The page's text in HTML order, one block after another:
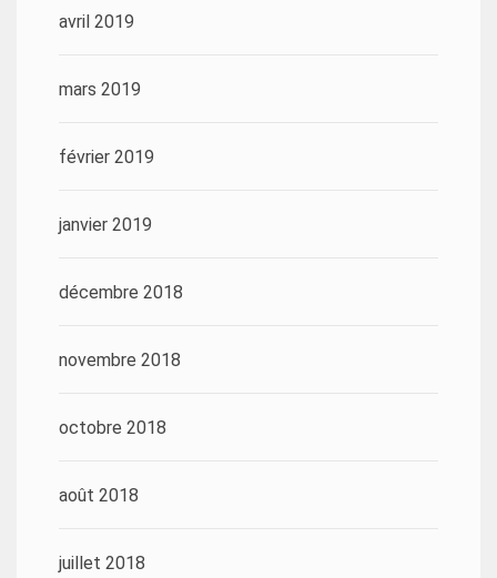
avril 2019
mars 2019
février 2019
janvier 2019
décembre 2018
novembre 2018
octobre 2018
août 2018
juillet 2018